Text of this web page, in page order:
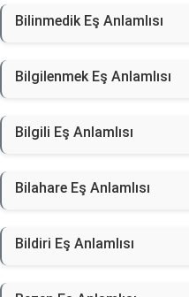
Bilinmedik Eş Anlamlısı
Bilgilenmek Eş Anlamlısı
Bilgili Eş Anlamlısı
Bilahare Eş Anlamlısı
Bildiri Eş Anlamlısı